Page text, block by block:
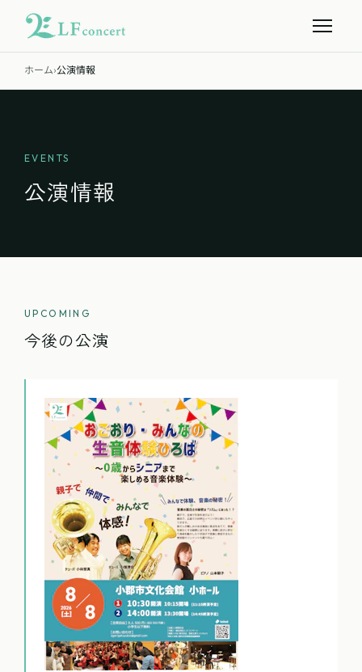
ホーム›公演情報
EVENTS
公演情報
UPCOMING
今後の公演